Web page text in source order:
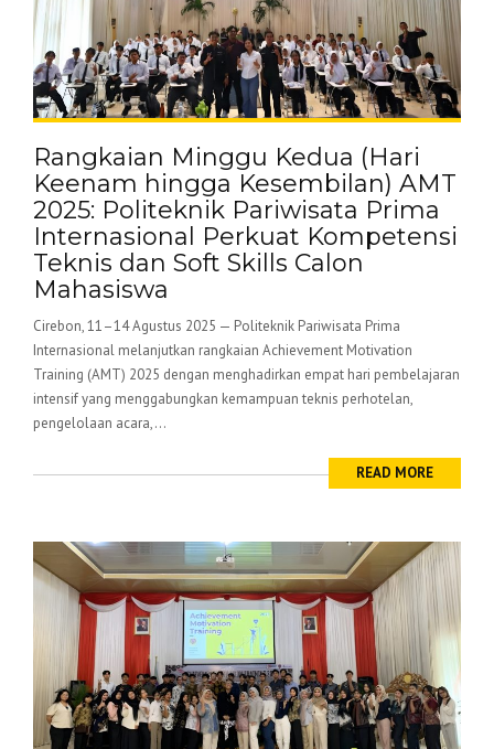
Rangkaian Minggu Kedua (Hari
Keenam hingga Kesembilan) AMT
2025: Politeknik Pariwisata Prima
Internasional Perkuat Kompetensi
Teknis dan Soft Skills Calon
Mahasiswa
Cirebon, 11–14 Agustus 2025 — Politeknik Pariwisata Prima
Internasional melanjutkan rangkaian Achievement Motivation
Training (AMT) 2025 dengan menghadirkan empat hari pembelajaran
intensif yang menggabungkan kemampuan teknis perhotelan,
pengelolaan acara,...
READ MORE